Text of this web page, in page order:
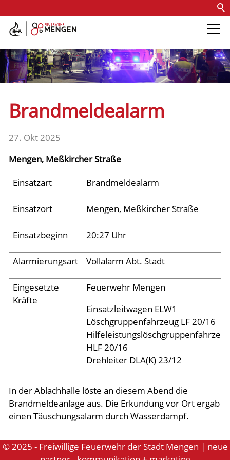
Kontakt Impressum
Barrierefreiheit
Die Feuerwehr
Fachdienste
Fahrzeuge
Einsätze
Archiv 2025
Archiv 2024
Archiv 2023
Archiv 2022
Archiv 2021
Archiv 2016
Archiv 2015
Brandmeldealarm
27. Okt 2025
Mengen, Meßkircher Straße
Einsatzart
Brandmeldealarm
Einsatzort Mengen, Meßkircher Straße
Einsatzbeginn 20:27 Uhr
Alarmierungsart Vollalarm Abt. Stadt
Eingesetzte
Kräfte
Feuerwehr Mengen
Einsatzleitwagen ELW1
Löschgruppenfahrzeug LF 20/16
Hilfeleistungslöschgruppenfahrzeug
HLF 20/16
Drehleiter DLA(K) 23/12
In der Ablachhalle löste an diesem Abend die
Brandmeldeanlage aus. Die Erkundung vor Ort ergab
einen Täuschungsalarm durch Wasserdampf.
© 2025 - Freiwillige Feuerwehr der Stadt Mengen | neue